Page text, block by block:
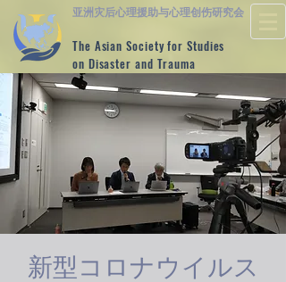
亚洲灾后心理援助与心理创伤研究会
The Asian Society for Studies
on Disaster and Trauma
新型コロナウイルス